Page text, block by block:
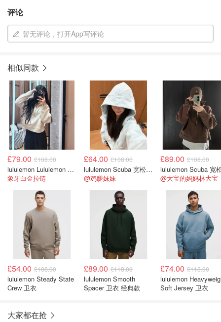
评论
暂无评论，打开App写评论
相似同款
£79.00 £108.00
lululemon Lululemon Scuba 宽松半拉链卫衣
象牙白金拉链
£64.00 £108.00
lululemon Scuba 宽松半拉链卫衣
@鸡腿妹妹
£89.00 £108.00
@大宝的妈妈林大宝
£54.00 £108.00
lululemon Steady State
Crew 卫衣
£89.00 £118.00
lululemon Smooth
Spacer 卫衣 经典款
£74.00 £118.00
lululemon
Soft Jersey 卫衣
大家都在抢